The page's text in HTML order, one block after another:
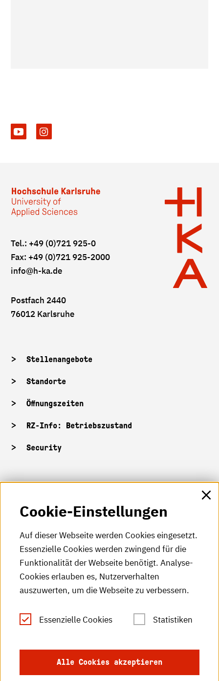
Tel.: +49 (0)721 925-0
Fax: +49 (0)721 925-2000
info@h-ka.de
Postfach 2440
76012 Karlsruhe
Stellenangebote
Standorte
Öffnungszeiten
RZ-Info: Betriebszustand
Security
HKA-Shop
HKA-Videos
HKA-Podcast
HKA-Publikationen
RSS-Feed
Leichte Sprache
Datenschutz
Cookie-Einstellungen
Auf dieser Webseite werden Cookies eingesetzt.
Essenzielle Cookies werden zwingend für die
Funktionalität der Webseite benötigt. Analyse-
Cookies erlauben es, Nutzerverhalten
auszuwerten, um die Webseite zu verbessern.
Essenzielle Cookies Statistiken
Alle Cookies akzeptieren